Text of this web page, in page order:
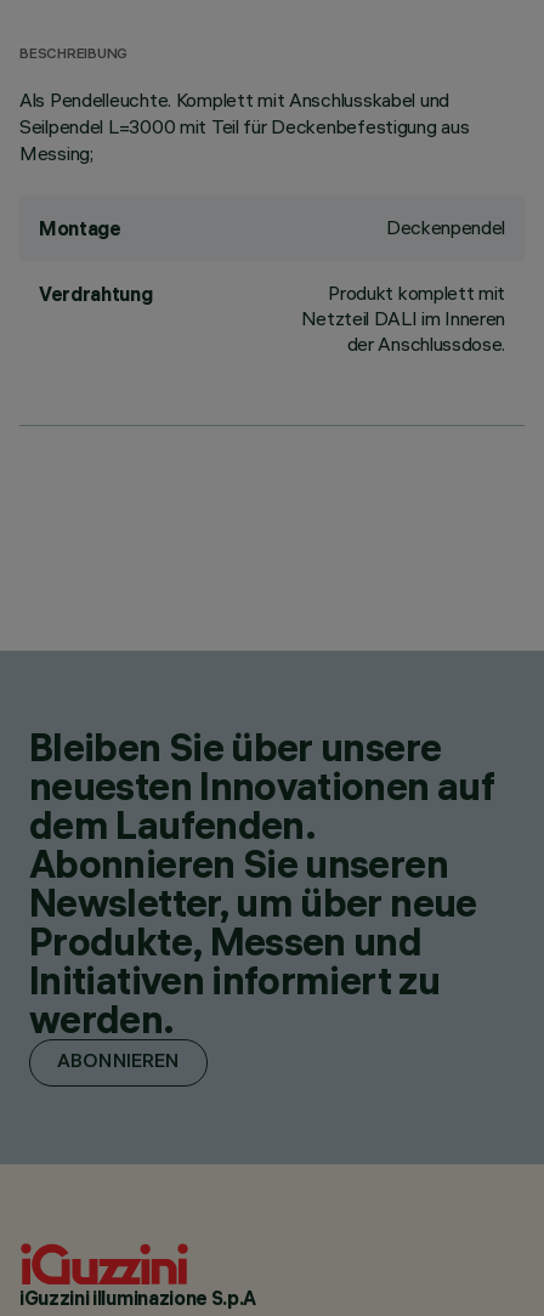
BESCHREIBUNG
Als Pendelleuchte. Komplett mit Anschlusskabel und
Seilpendel L=3000 mit Teil für Deckenbefestigung aus
Messing;
Montage Deckenpendel
Verdrahtung
Produkt komplett mit
Netzteil DALI im Inneren
der Anschlussdose.
Bleiben Sie über unsere
neuesten Innovationen auf
dem Laufenden.
Abonnieren Sie unseren
Newsletter, um über neue
Produkte, Messen und
Initiativen informiert zu
werden.
ABONNIEREN
iGuzzini illuminazione S.p.A